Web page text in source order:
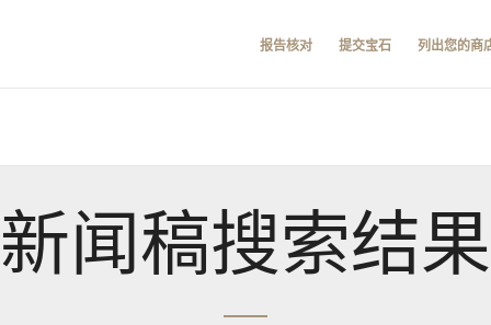
报告核对 提交宝石 列出您的商
新闻稿搜索结果